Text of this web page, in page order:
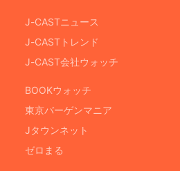
J-CASTニュース
J-CASTトレンド
J-CAST会社ウォッチ
BOOKウォッチ
東京バーゲンマニア
Jタウンネット
ゼロまる